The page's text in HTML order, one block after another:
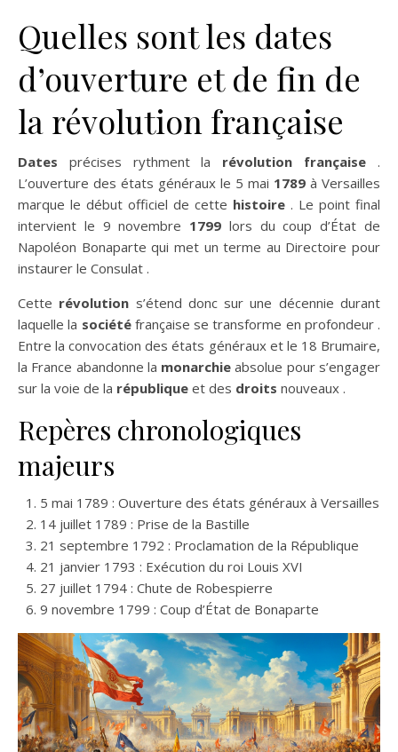
Quelles sont les dates
d’ouverture et de fin de
la révolution française
Dates précises rythment la révolution française .
L’ouverture des états généraux le 5 mai 1789 à Versailles
marque le début officiel de cette histoire . Le point final
intervient le 9 novembre 1799 lors du coup d’État de
Napoléon Bonaparte qui met un terme au Directoire pour
instaurer le Consulat .
Cette révolution s’étend donc sur une décennie durant
laquelle la sociétéfrançaise se transforme en profondeur .
Entre la convocation des états généraux et le 18 Brumaire,
la France abandonne la monarchie absolue pour s’engager
sur la voie de la république et des droits nouveaux .
Repères chronologiques
majeurs
5 mai 1789 : Ouverture des états généraux à Versailles
14 juillet 1789 : Prise de la Bastille
21 septembre 1792 : Proclamation de la République
21 janvier 1793 : Exécution du roi Louis XVI
27 juillet 1794 : Chute de Robespierre
9 novembre 1799 : Coup d’État de Bonaparte